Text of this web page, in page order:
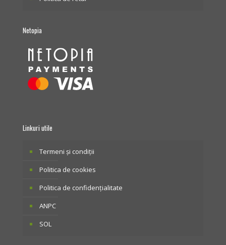
Netopia
Linkuri utile
Termeni și condiții
Politica de cookies
Politica de confidențialitate
ANPC
SOL